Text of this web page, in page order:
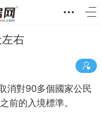
右
消對90多個國家公民
前的入境標準。